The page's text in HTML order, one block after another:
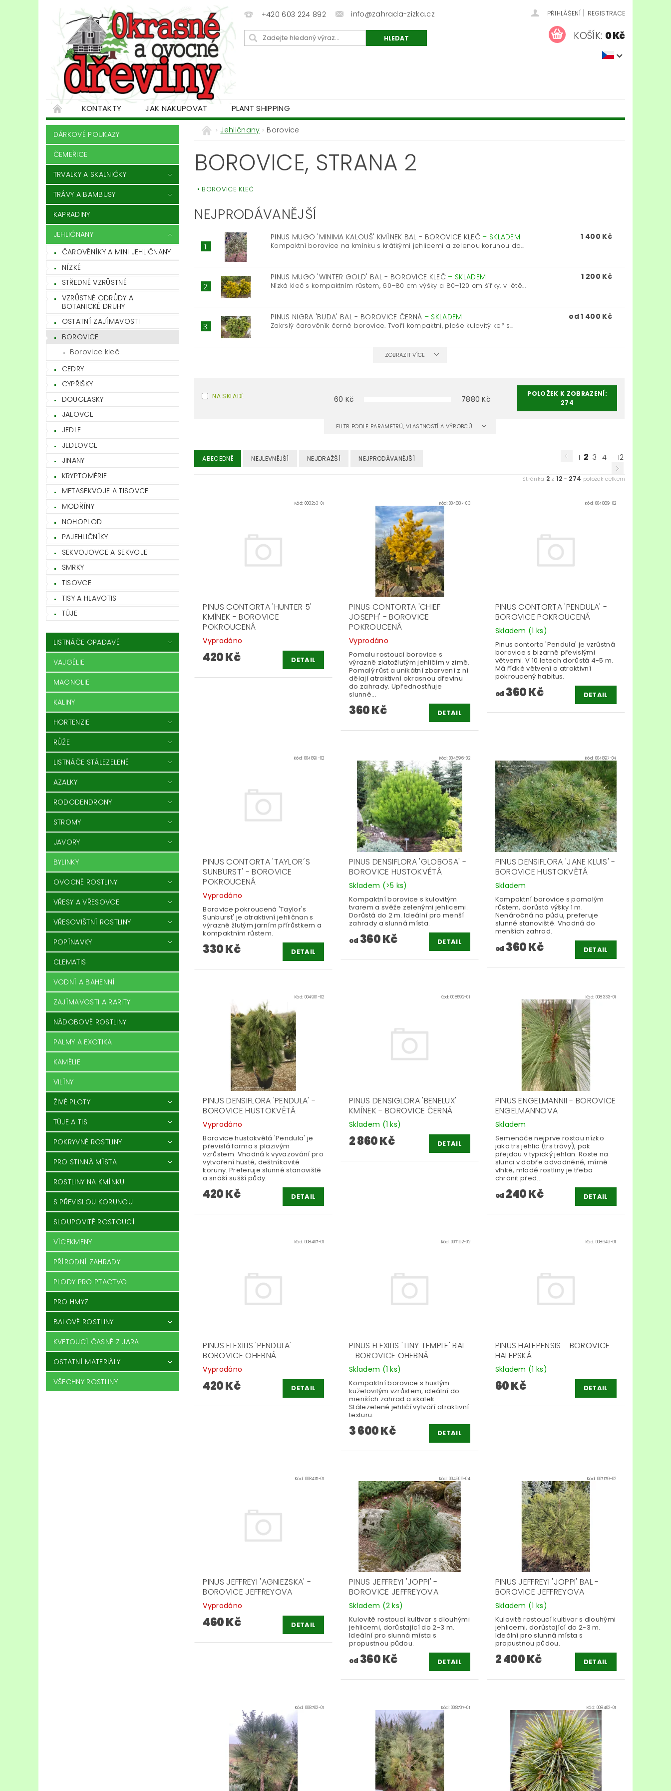
+420 603 224 892 info@zahrada-zizka.cz PŘIHLÁŠENÍ | REGISTRACE
KOŠÍK: 0 Kč
KONTAKTY JAK NAKUPOVAT PLANT SHIPPING
DÁRKOVÉ POUKAZY
ČEMEŘICE
TRVALKY A SKALNIČKY
TRÁVY A BAMBUSY
KAPRADINY
JEHLIČNANY
ČAROVĚNÍKY A MINI JEHLIČNANY
NÍZKÉ
STŘEDNĚ VZRŮSTNÉ
VZRŮSTNÉ ODRŮDY A
BOTANICKÉ DRUHY
OSTATNÍ ZAJÍMAVOSTI
BOROVICE
Borovice kleč
CEDRY
CYPŘIŠKY
DOUGLASKY
JALOVCE
JEDLE
JEDLOVCE
JINANY
KRYPTOMÉRIE
METASEKVOJE A TISOVCE
MODŘÍNY
NOHOPLOD
PAJEHLIČNÍKY
SEKVOJOVCE A SEKVOJE
SMRKY
TISOVCE
TISY A HLAVOTIS
TÚJE
LISTNÁČE OPADAVÉ
VAJGÉLIE
MAGNOLIE
KALINY
HORTENZIE
RŮŽE
LISTNÁČE STÁLEZELENÉ
AZALKY
RODODENDRONY
STROMY
JAVORY
BYLINKY
OVOCNÉ ROSTLINY
VŘESY A VŘESOVCE
VŘESOVIŠTNÍ ROSTLINY
POPÍNAVKY
CLEMATIS
VODNÍ A BAHENNÍ
ZAJÍMAVOSTI A RARITY
NÁDOBOVÉ ROSTLINY
PALMY A EXOTIKA
KAMÉLIE
VILÍNY
ŽIVÉ PLOTY
TÚJE A TIS
POKRYVNÉ ROSTLINY
PRO STINNÁ MÍSTA
ROSTLINY NA KMÍNKU
S PŘEVISLOU KORUNOU
SLOUPOVITĚ ROSTOUCÍ
VÍCEKMENY
PŘÍRODNÍ ZAHRADY
PLODY PRO PTACTVO
PRO HMYZ
BALOVÉ ROSTLINY
KVETOUCÍ ČASNĚ Z JARA
OSTATNÍ MATERIÁLY
VŠECHNY ROSTLINY
Jehličnany Borovice
BOROVICE, STRANA 2
BOROVICE KLEČ
NEJPRODÁVANĚJŠÍ
1.
PINUS MUGO 'MINIMA KALOUŠ' KMÍNEK BAL - BOROVICE KLEČ – SKLADEM
Kompaktní borovice na kmínku s krátkými jehlicemi a zelenou korunou do...
1 400 Kč
2.
PINUS MUGO 'WINTER GOLD' BAL - BOROVICE KLEČ – SKLADEM
Nízká kleč s kompaktním růstem, 60–80 cm výšky a 80–120 cm šířky, v létě...
1 200 Kč
3.
PINUS NIGRA 'BUDA' BAL - BOROVICE ČERNÁ – SKLADEM
Zakrslý čarověník černé borovice. Tvoří kompaktní, ploše kulovitý keř s...
od 1 400 Kč
ZOBRAZIT VÍCE
NA SKLADĚ 60 Kč 7880 Kč
POLOŽEK K ZOBRAZENÍ:
274
FILTR PODLE PARAMETRŮ, VLASTNOSTÍ A VÝROBCŮ
ABECEDNĚ NEJLEVNĚJŠÍ NEJDRAŽŠÍ NEJPRODÁVANĚJŠÍ 1 2 3 4 ... 12
Stránka 2z 12 - 274 položek celkem
Kód: 008253-01
PINUS CONTORTA 'HUNTER 5'
KMÍNEK - BOROVICE
POKROUCENÁ
Vyprodáno
420 Kč DETAIL
Kód:004887-03
PINUS CONTORTA 'CHIEF
JOSEPH' - BOROVICE
POKROUCENÁ
Vyprodáno
Pomalu rostoucí borovice s
výrazně zlatožlutým jehličím v zimě.
Pomalý růst a unikátní zbarvení z ní
dělají atraktivní okrasnou dřevinu
do zahrady. Upřednostňuje
slunné...
360 Kč DETAIL
Kód: 004889-02
PINUS CONTORTA 'PENDULA' -
BOROVICE POKROUCENÁ
Skladem (1 ks)
Pinus contorta 'Pendula' je vzrůstná
borovice s bizarně převislými
větvemi. V 10 letech dorůstá 4-5 m.
Má řídké větvení a atraktivní
pokroucený habitus.
od 360 Kč DETAIL
Kód: 004891-02
PINUS CONTORTA 'TAYLOR´S
SUNBURST' - BOROVICE
POKROUCENÁ
Vyprodáno
Borovice pokroucená 'Taylor's
Sunburst' je atraktivní jehličnan s
výrazně žlutým jarním přírůstkem a
kompaktním růstem.
330 Kč DETAIL
Kód:004896-02
PINUS DENSIFLORA 'GLOBOSA' -
BOROVICE HUSTOKVĚTÁ
Skladem (>5 ks)
Kompaktní borovice s kulovitým
tvarem a svěže zelenými jehlicemi.
Dorůstá do 2 m. Ideální pro menší
zahrady a slunná místa.
od 360 Kč DETAIL
Kód: 004897-04
PINUS DENSIFLORA 'JANE KLUIS' -
BOROVICE HUSTOKVĚTÁ
Skladem
Kompaktní borovice s pomalým
růstem, dorůstá výšky 1 m.
Nenáročná na půdu, preferuje
slunné stanoviště. Vhodná do
menších zahrad.
od 360 Kč DETAIL
Kód: 004901-02
PINUS DENSIFLORA 'PENDULA' -
BOROVICE HUSTOKVĚTÁ
Vyprodáno
Borovice hustokvětá 'Pendula' je
převislá forma s plazivým
vzrůstem. Vhodná k vyvazování pro
vytvoření husté, deštníkovité
koruny. Preferuje slunné stanoviště
a snáší sušší půdy.
420 Kč DETAIL
Kód:008592-01
PINUS DENSIGLORA 'BENELUX'
KMÍNEK - BOROVICE ČERNÁ
Skladem (1 ks)
2 860 Kč DETAIL
Kód: 008333-01
PINUS ENGELMANNII - BOROVICE
ENGELMANNOVA
Skladem
Semenáče nejprve rostou nízko
jako trs jehlic (trs trávy), pak
přejdou v typický jehlan. Roste na
slunci v dobře odvodněné, mírně
vlhké, mladé rostliny je třeba
chránit před...
od 240 Kč DETAIL
Kód: 008407-01
PINUS FLEXILIS 'PENDULA' -
BOROVICE OHEBNÁ
Vyprodáno
420 Kč DETAIL
Kód:007192-02
PINUS FLEXILIS 'TINY TEMPLE' BAL
- BOROVICE OHEBNÁ
Skladem (1 ks)
Kompaktní borovice s hustým
kuželovitým vzrůstem, ideální do
menších zahrad a skalek.
Stálezelené jehličí vytváří atraktivní
texturu.
3 600 Kč DETAIL
Kód: 008649-01
PINUS HALEPENSIS - BOROVICE
HALEPSKÁ
Skladem (1 ks)
60 Kč DETAIL
Kód: 008415-01
PINUS JEFFREYI 'AGNIEZSKA' -
BOROVICE JEFFREYOVA
Vyprodáno
460 Kč DETAIL
Kód:004906-04
PINUS JEFFREYI 'JOPPI' -
BOROVICE JEFFREYOVA
Skladem (2 ks)
Kulovitě rostoucí kultivar s dlouhými
jehlicemi, dorůstající do 2-3 m.
Ideální pro slunná místa s
propustnou půdou.
od 360 Kč DETAIL
Kód: 007179-02
PINUS JEFFREYI 'JOPPI' BAL -
BOROVICE JEFFREYOVA
Skladem (1 ks)
Kulovitě rostoucí kultivar s dlouhými
jehlicemi, dorůstající do 2-3 m.
Ideální pro slunná místa s
propustnou půdou.
2 400 Kč DETAIL
Kód: 008702-01 Kód:008707-01 Kód: 008402-01